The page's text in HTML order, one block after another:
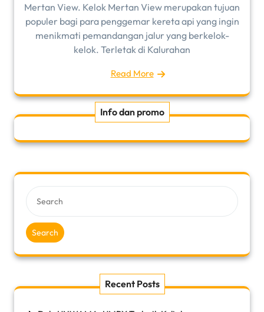
Mertan View. Kelok Mertan View merupakan tujuan
populer bagi para penggemar kereta api yang ingin
menikmati pemandangan jalur yang berkelok-
kelok. Terletak di Kalurahan
Read More
Info dan promo
Search
Recent Posts